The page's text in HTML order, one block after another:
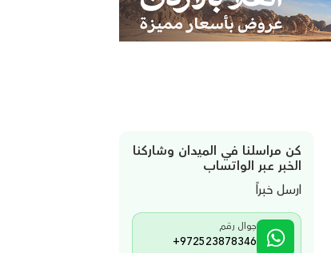
كن مراسلنا في الميدان وشاركنا
الخبر عبر الواتساب
ارسل خبراً
جوال رقم
+972523878346